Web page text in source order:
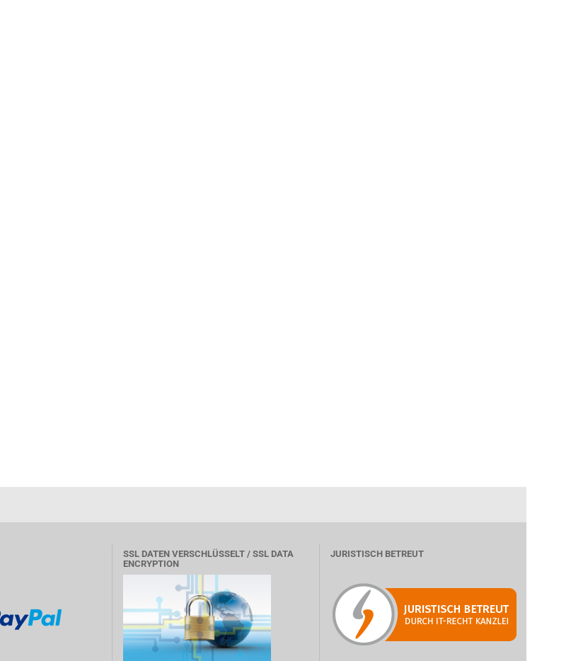
SSL DATEN VERSCHLÜSSELT / SSL DATA
ENCRYPTION
JURISTISCH BETREUT